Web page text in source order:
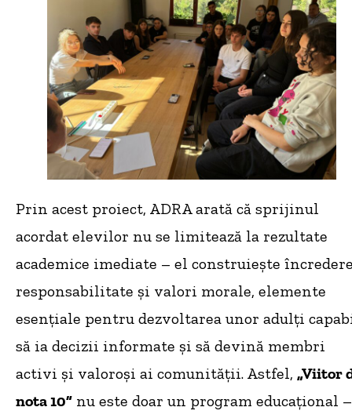
Prin acest proiect, ADRA arată că sprijinul
acordat elevilor nu se limitează la rezultate
academice imediate – el construiește
responsabilitate și valori morale, elemente
esențiale pentru dezvoltarea unor adulți
să ia decizii informate și să devină membri
activi și valoroși ai comunității. Astfel, „Viitor
nota 10” nu este doar un program educațional –